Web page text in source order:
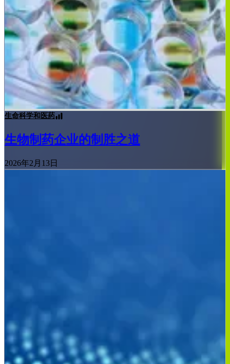
生命科学和医药
生物制药企业的制胜之道
2026年2月13日